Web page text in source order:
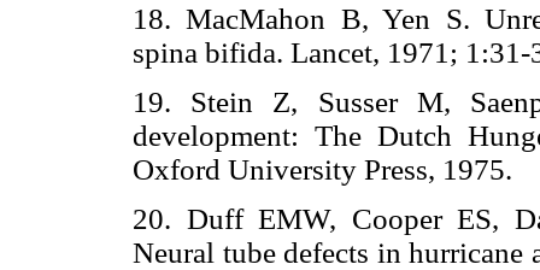
18. MacMahon B, Yen S.
spina bifida. Lancet, 1971; 1:31-
19. Stein Z, Susser M,
development: The Dutch
Oxford University Press, 1975.
20. Duff EMW, Cooper ES,
Neural tube defects in hurricane